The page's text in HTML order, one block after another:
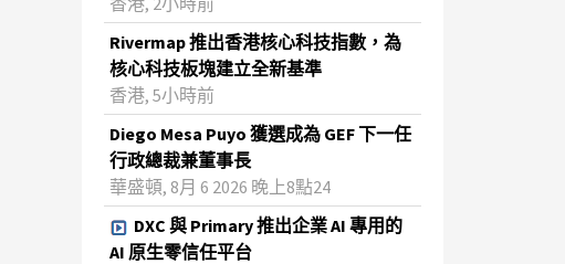
Rivermap 推出香港核心科技指數，為
核心科技板塊建立全新基準
香港, 5小時前
Diego Mesa Puyo 獲選成為 GEF 下一任
行政總裁兼董事長
華盛頓, 8月 6 2026 晚上8點24
DXC 與 Primary 推出企業 AI 專用的
AI 原生零信任平台